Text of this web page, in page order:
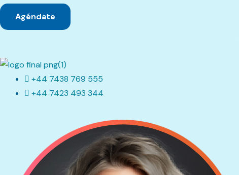
Agéndate
+44 7438 769 555
+44 7423 493 344